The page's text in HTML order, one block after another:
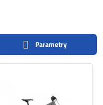
Parametry